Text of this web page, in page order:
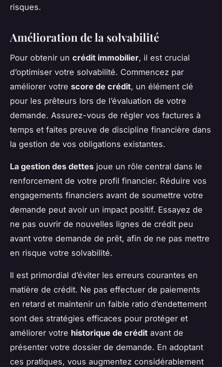
risques.
Amélioration de la solvabilité
Pour obtenir un crédit immobilier, il est crucial
d’optimiser votre solvabilité. Commencez par
améliorer votre score de crédit, un élément clé
pour les prêteurs lors de l’évaluation de votre
demande. Assurez-vous de régler vos factures à
temps et faites preuve de discipline financière dans
la gestion de vos obligations existantes.
La gestion des dettes joue un rôle central dans le
renforcement de votre profil financier. Réduire vos
engagements financiers avant de soumettre votre
demande peut avoir un impact positif. Essayez de
ne pas ouvrir de nouvelles lignes de crédit peu
avant votre demande de prêt, afin de ne pas mettre
en risque votre solvabilité.
Il est primordial d’éviter les erreurs courantes en
matière de crédit. Ne pas effectuer de paiements
en retard et maintenir un faible ratio d’endettement
sont des stratégies efficaces pour protéger et
améliorer votre historique de crédit avant de
présenter votre dossier de demande. En adoptant
ces pratiques, vous augmentez considérablement